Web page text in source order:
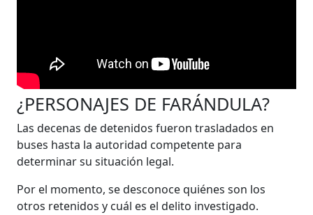
¿PERSONAJES DE FARÁNDULA?
Las decenas de detenidos fueron trasladados en
buses hasta la autoridad competente para
determinar su situación legal.
Por el momento, se desconoce quiénes son los
otros retenidos y cuál es el delito investigado.